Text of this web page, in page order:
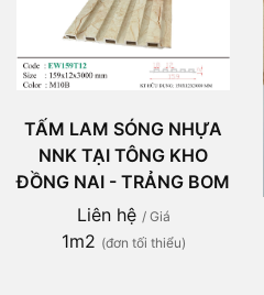
TẤM LAM SÓNG NHỰA
NNK TẠI TÔNG KHO
ĐỒNG NAI - TRẢNG BOM
Liên hệ / Giá
1m2 (đơn tối thiểu)